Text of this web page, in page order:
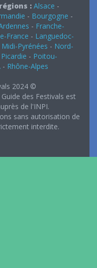
: Alsace -
- Bourgogne -
- Franche-
France - Languedoc-
Midi-Pyrénées - Nord-
Picardie - Poitou-
- Rhône-Alpes
2024 ©
des Festivals est
de l'INPI.
sans autorisation de
interdite.